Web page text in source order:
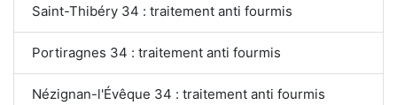
Saint-Thibéry 34 : traitement anti fourmis
Portiragnes 34 : traitement anti fourmis
Nézignan-l'Évêque 34 : traitement anti fourmis